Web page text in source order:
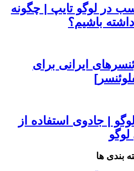
در لوگو تایپ | چگونه
باشیم؟
ایرانی برای
| جادوی استفاده از
بندی ها